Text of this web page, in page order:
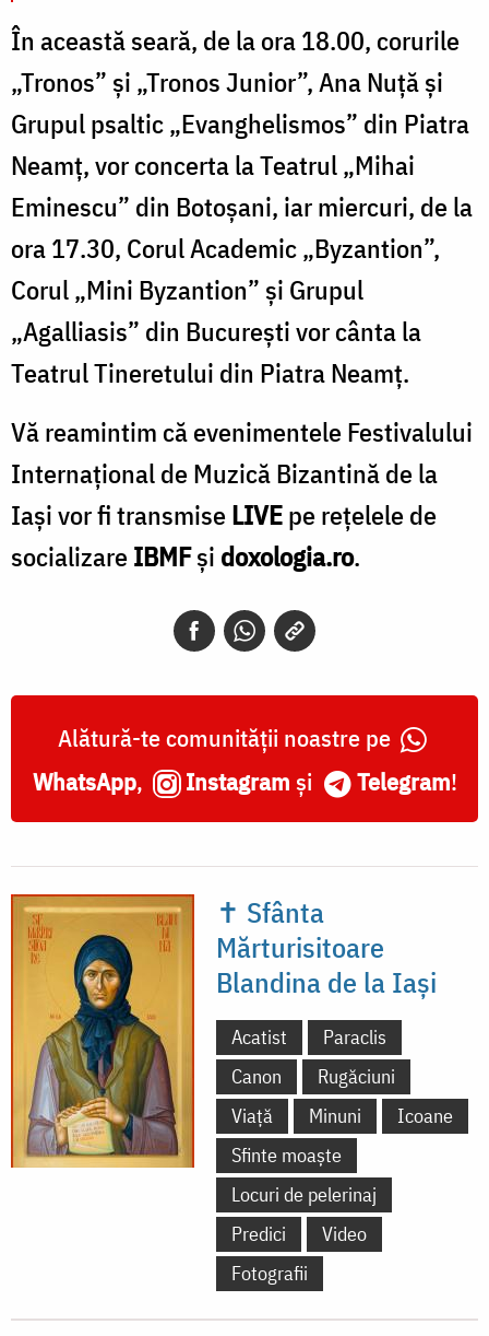
În această seară, de la ora 18.00, corurile
„Tronos” și „Tronos Junior”, Ana Nuță și
Grupul psaltic „Evanghelismos” din Piatra
Neamț, vor concerta la Teatrul „Mihai
Eminescu” din Botoșani, iar miercuri, de la
ora 17.30, Corul Academic „Byzantion”,
Corul „Mini Byzantion” și Grupul
„Agalliasis” din București vor cânta la
Teatrul Tineretului din Piatra Neamț.
Vă reamintim că evenimentele Festivalului
Internațional de Muzică Bizantină de la
Iași vor fi transmiseLIVEpe rețelele de
socializareIBMFși doxologia.ro.
Alătură-te comunității noastre pe
WhatsApp, Instagram și Telegram!
✝ Sfânta
Mărturisitoare
Blandina de la Iași
Acatist
Paraclis
Canon
Rugăciuni
Viață
Minuni
Icoane
Sfinte moaște
Locuri de pelerinaj
Predici
Video
Fotografii